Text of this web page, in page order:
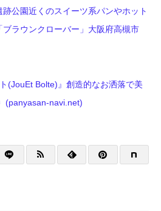
公園近くのスイーツ系パンやホット
ブラウンクローバー」大阪府高槻市
(JouEt Bolte)』創造的なお洒落で美
(panyasan-navi.net)